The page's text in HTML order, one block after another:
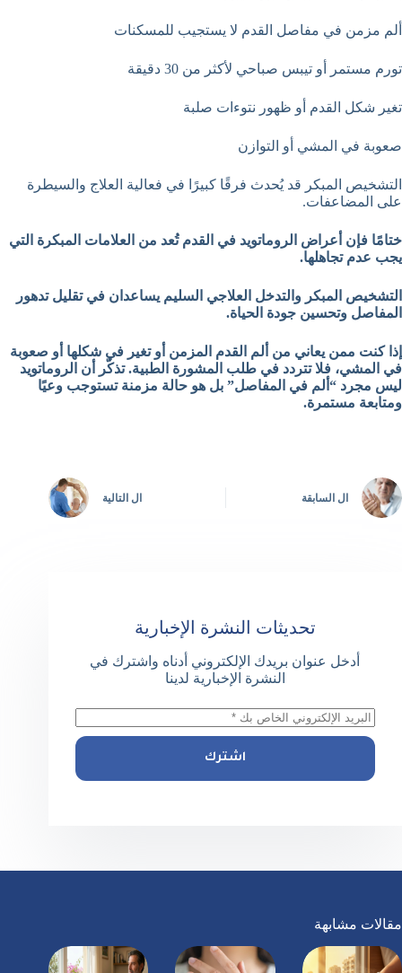
ألم مزمن في مفاصل القدم لا يستجيب للمسكنات
تورم مستمر أو تيبس صباحي لأكثر من 30 دقيقة
تغير شكل القدم أو ظهور نتوءات صلبة
صعوبة في المشي أو التوازن
التشخيص المبكر قد يُحدث فرقًا كبيرًا في فعالية العلاج والسيطرة
على المضاعفات.
ختامًا فإن أعراض الروماتويد في القدم تُعد من العلامات المبكرة التي
يجب عدم تجاهلها.
التشخيص المبكر والتدخل العلاجي السليم يساعدان في تقليل تدهور
المفاصل وتحسين جودة الحياة.
إذا كنت ممن يعاني من ألم القدم المزمن أو تغير في شكلها أو صعوبة
في المشي، فلا تتردد في طلب المشورة الطبية. تذكّر أن الروماتويد
ليس مجرد “ألم في المفاصل” بل هو حالة مزمنة تستوجب وعيًا
ومتابعة مستمرة.
ال السابقة ال التالية
تحديثات النشرة الإخبارية
أدخل عنوان بريدك الإلكتروني أدناه واشترك في
النشرة الإخبارية لدينا
اشترك
مقالات مشابهة